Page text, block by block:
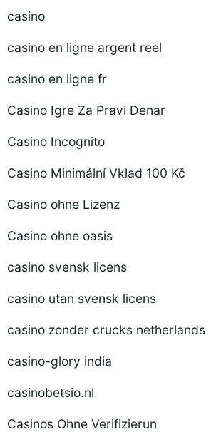
casino
casino en ligne argent reel
casino en ligne fr
Casino Igre Za Pravi Denar
Casino Incognito
Casino Minimální Vklad 100 Kč
Casino ohne Lizenz
Casino ohne oasis
casino svensk licens
casino utan svensk licens
casino zonder crucks netherlands
casino-glory india
casinobetsio.nl
Casinos Ohne Verifizierun